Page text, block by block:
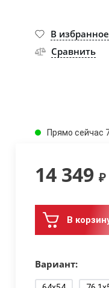
В избранное
Сравнить
Прямо сейчас
14 349 ₽
В
Вариант: